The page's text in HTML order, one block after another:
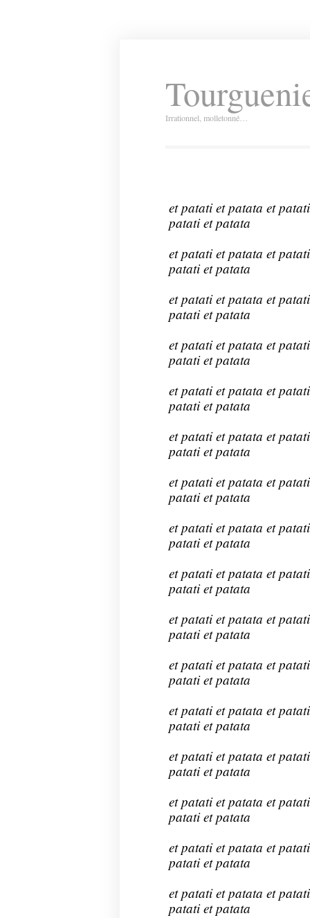
Irrationnel, molletonné…
et patati et patata et
patati et patata
et patati et patata et
patati et patata
et patati et patata et
patati et patata
et patati et patata et
patati et patata
et patati et patata et
patati et patata
et patati et patata et
patati et patata
et patati et patata et
patati et patata
et patati et patata et
patati et patata
et patati et patata et
patati et patata
et patati et patata et
patati et patata
et patati et patata et
patati et patata
et patati et patata et
patati et patata
et patati et patata et
patati et patata
et patati et patata et
patati et patata
et patati et patata et
patati et patata
et patati et patata et
patati et patata